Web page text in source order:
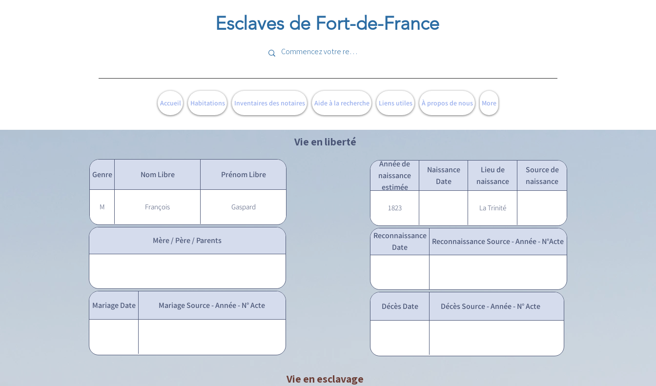
Esclaves de Fort-de-France
Accueil Habitations Inventaires des notaires Aide à la recherche Liens utiles À propos de nous More
Vie en liberté
Genre Nom Libre Prénom Libre
M François Gaspard
Année de
naissance
estimée
Naissance
Date
Lieu de
naissance
Source de
naissance
1823 La Trinité
Mère / Père / Parents
Mariage Date Mariage Source - Année - N° Acte
Reconnaissance
Date
Reconnaissance Source - Année - N°Acte
Décès Date Décès Source - Année - N° Acte
Vie en esclavage